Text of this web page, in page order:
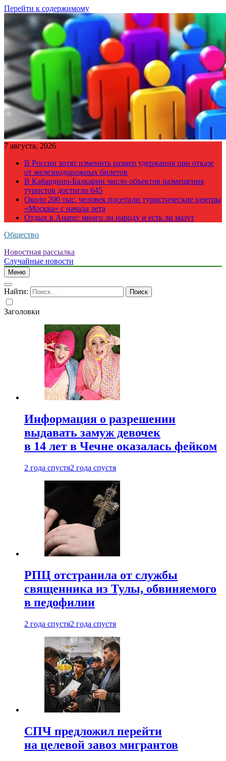
Перейти к содержимому
7 августа, 2026
В России хотят изменить размер удержания при отказе
от железнодорожных билетов
В Кабардино-Балкарии число объектов размещения
туристов достигло 645
Около 200 тыс. человек посетили туристические центры
«Москва» с начала лета
Отдых в Анапе: много ли народу и есть ли мазут
Общество
Новостная рассылка
Случайные новости
Меню
Найти:
Заголовки
Информация о разрешении
выдавать замуж девочек
в 14 лет в Чечне оказалась фейком
2 года спустя2 года спустя
РПЦ отстранила от службы
священника из Тулы, обвиняемого
в педофилии
2 года спустя2 года спустя
СПЧ предложил перейти
на целевой завоз мигрантов